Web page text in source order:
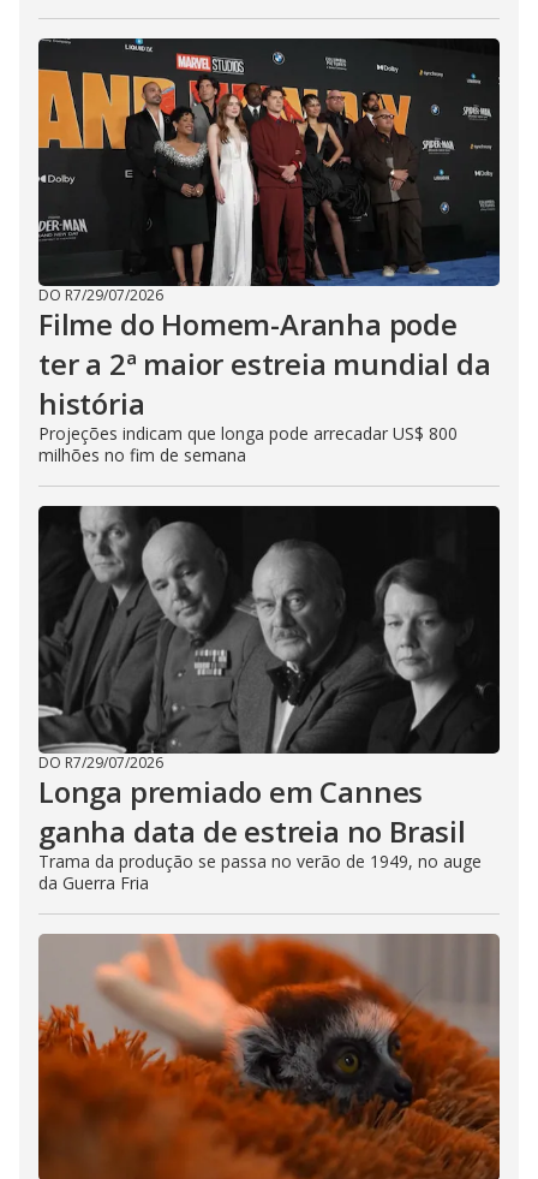
DO R7/29/07/2026
Filme do Homem-Aranha pode
ter a 2ª maior estreia mundial da
história
Projeções indicam que longa pode arrecadar US$ 800
milhões no fim de semana
DO R7/29/07/2026
Longa premiado em Cannes
ganha data de estreia no Brasil
Trama da produção se passa no verão de 1949, no auge
da Guerra Fria